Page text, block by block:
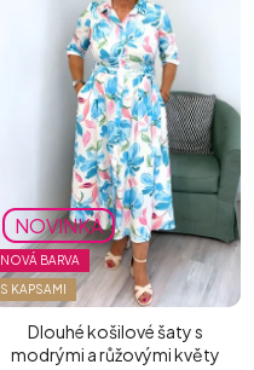
NOVINKA
NOVÁ BARVA
S KAPSAMI
Dlouhé košilové šaty s
modrými a růžovými květy